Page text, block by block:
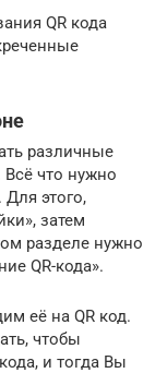
QR кода
различные
что нужно
Для этого,
затем
разделе нужно
QR-кода».
её на QR код.
чтобы
и тогда Вы